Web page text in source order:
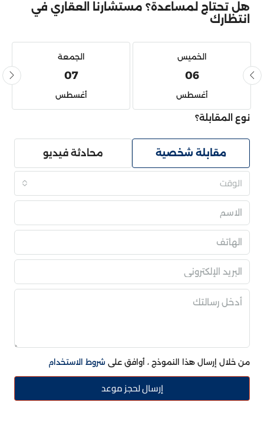
هل تحتاج لمساعدة؟ مستشارنا العقاري في
انتظارك
الخميس
06
أغسطس
الجمعة
07
أغسطس
نوع المقابلة؟
مقابلة شخصية محادثة فيديو
الوقت
من خلال إرسال هذا النموذج ، أوافق على شروط الاستخدام
إرسال لحجز موعد